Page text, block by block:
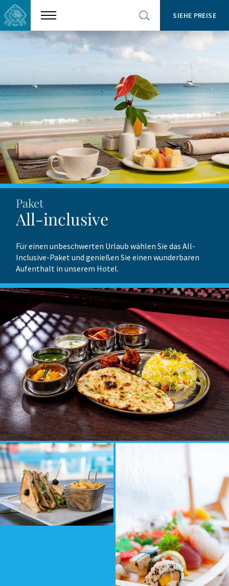
Show
menu
Open
site
search
SIEHE PREISE
Paket
All-inclusive
Für einen unbeschwerten Urlaub wählen Sie das All-
Inclusive-Paket und genießen Sie einen wunderbaren
Aufenthalt in unserem Hotel.